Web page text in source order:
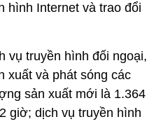
hình Internet và trao đổi
vụ truyền hình đối ngoại,
xuất và phát sóng các
sản xuất mới là 1.364
giờ; dịch vụ truyền hình